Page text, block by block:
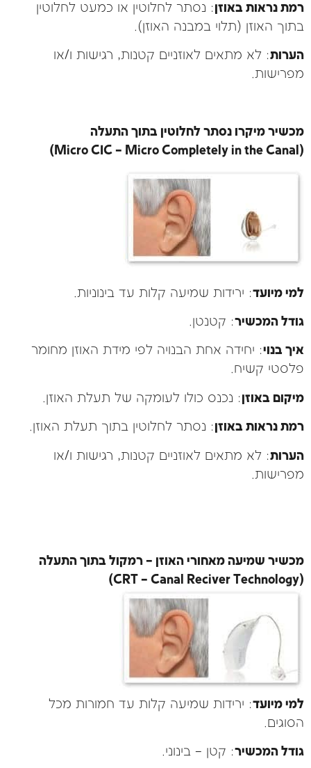
רמת נראות באוזן: נסתר לחלוטין או כמעט לחלוטין
בתוך האוזן (תלוי במבנה האוזן).
הערות: לא מתאים לאוזניים קטנות, רגישות ו/או
מפרישות.
מכשיר מיקרו נסתר לחלוטין בתוך התעלה
(Micro CIC – Micro Completely in the Canal)
למי מיועד: ירידות שמיעה קלות עד בינוניות.
גודל המכשיר: קטנטן.
איך בנוי: יחידה אחת הבנויה לפי מידת האוזן מחומר
פלסטי קשיח.
מיקום באוזן: נכנס כולו לעומקה של תעלת האוזן.
רמת נראות באוזן: נסתר לחלוטין בתוך תעלת האוזן.
הערות: לא מתאים לאוזניים קטנות, רגישות ו/או
מפרישות.
מכשיר שמיעה מאחורי האוזן – רמקול בתוך התעלה
(CRT – Canal Reciver Technology)
למי מיועד: ירידות שמיעה קלות עד חמורות מכל
הסוגים.
גודל המכשיר: קטן – בינוני.